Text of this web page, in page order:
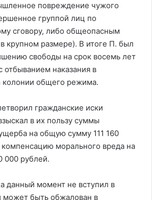
повреждение чужого
группой лиц по
сговору, либо общеопасным
крупном размере). В итоге П. был
свободы на срок восемь лет
отбыванием наказания в
колонии общего режима.
гражданские иски
в их пользу суммы
на общую сумму 111 160
морального вреда на
рублей.
данный момент не вступил в
может быть обжалован в